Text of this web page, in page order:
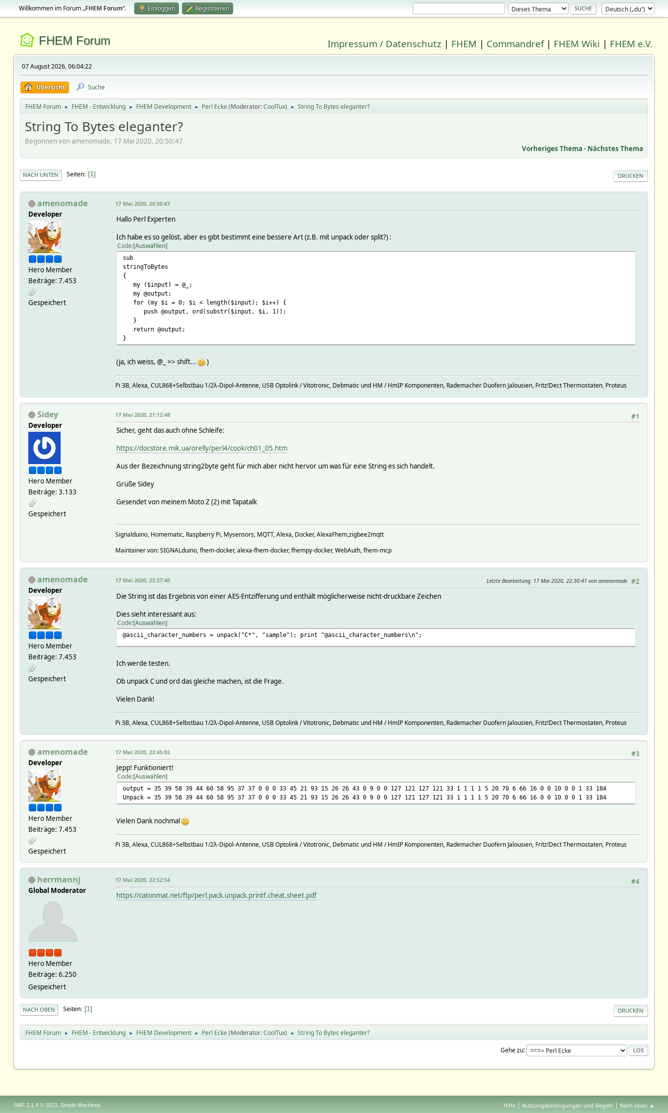
Willkommen im Forum „FHEM Forum“. Einloggen Registrieren
FHEM Forum Impressum / Datenschutz | FHEM | Commandref| FHEM Wiki | FHEM e.V.
07 August 2026, 06:04:22
Übersicht Suche
FHEM Forum ► FHEM - Entwicklung ► FHEM Development ► Perl Ecke(Moderator:CoolTux) ► String To Bytes eleganter?
String To Bytes eleganter?
Begonnen von amenomade, 17 Mai 2020, 20:50:47
Vorheriges Thema - Nächstes Thema
DRUCKEN
NACH UNTEN Seiten 1
amenomade
Developer
Hero Member
Beiträge: 7.453
Gespeichert
17 Mai 2020, 20:50:47
Hallo Perl Experten
Ich habe es so gelöst, aber es gibt bestimmt eine bessere Art (z.B. mit unpack oder split?) :
Code Auswählen
sub
stringToBytes
{
my ($input) = @_;
my @output;
for (my $i = 0; $i < length($input); $i++) {
push @output, ord(substr($input, $i, 1));
}
return @output;
}
(ja, ich weiss, @_ => shift... )
Pi 3B, Alexa, CUL868+Selbstbau 1/2λ-Dipol-Antenne, USB Optolink / Vitotronic, Debmatic und HM / HmIP Komponenten, Rademacher Duofern Jalousien, Fritz!Dect Thermostaten, Proteus
Sidey
Developer
Hero Member
Beiträge: 3.133
Gespeichert
#1
17 Mai 2020, 21:12:48
Sicher, geht das auch ohne Schleife:
https://docstore.mik.ua/orelly/perl4/cook/ch01_05.htm
Aus der Bezeichnung string2byte geht für mich aber nicht hervor um was für eine String es sich handelt.
Grüße Sidey
Gesendet von meinem Moto Z (2) mit Tapatalk
Signalduino, Homematic, Raspberry Pi, Mysensors, MQTT, Alexa, Docker, AlexaFhem,zigbee2mqtt
Maintainer von: SIGNALduino, fhem-docker, alexa-fhem-docker, fhempy-docker, WebAuth, fhem-mcp
amenomade
Developer
Hero Member
Beiträge: 7.453
Gespeichert
#2
17 Mai 2020, 22:27:40 Letzte Bearbeitung: 17 Mai 2020, 22:30:41 von amenomade
Die String ist das Ergebnis von einer AES-Entzifferung und enthält möglicherweise nicht-druckbare Zeichen
Dies sieht interessant aus:
Code Auswählen
@ascii_character_numbers = unpack("C*", "sample"); print "@ascii_character_numbers\n";
Ich werde testen.
Ob unpack C und ord das gleiche machen, ist die Frage.
Vielen Dank!
Pi 3B, Alexa, CUL868+Selbstbau 1/2λ-Dipol-Antenne, USB Optolink / Vitotronic, Debmatic und HM / HmIP Komponenten, Rademacher Duofern Jalousien, Fritz!Dect Thermostaten, Proteus
amenomade
Developer
Hero Member
Beiträge: 7.453
Gespeichert
#3
17 Mai 2020, 22:45:02
Jepp! Funktioniert!
Code Auswählen
output = 35 39 58 39 44 60 58 95 37 37 0 0 0 33 45 21 93 15 26 26 43 0 9 0 0 127 121 127 121 33 1 1 1 1 5 20 70 6 66 16 0 0 10 0 0 1 33 184
Unpack = 35 39 58 39 44 60 58 95 37 37 0 0 0 33 45 21 93 15 26 26 43 0 9 0 0 127 121 127 121 33 1 1 1 1 5 20 70 6 66 16 0 0 10 0 0 1 33 184
Vielen Dank nochmal
Pi 3B, Alexa, CUL868+Selbstbau 1/2λ-Dipol-Antenne, USB Optolink / Vitotronic, Debmatic und HM / HmIP Komponenten, Rademacher Duofern Jalousien, Fritz!Dect Thermostaten, Proteus
herrmannj
Global Moderator
Hero Member
Beiträge: 6.250
Gespeichert
#4
17 Mai 2020, 22:52:54
https://catonmat.net/ftp/perl.pack.unpack.printf.cheat.sheet.pdf
DRUCKEN
NACH OBEN Seiten 1
FHEM Forum ► FHEM - Entwicklung ► FHEM Development ► Perl Ecke(Moderator:CoolTux) ► String To Bytes eleganter?
Gehe zu
Hilfe | Nutzungsbedingungen und Regeln | Nach oben ▲
SMF 2.1.4 © 2023, Simple Machines